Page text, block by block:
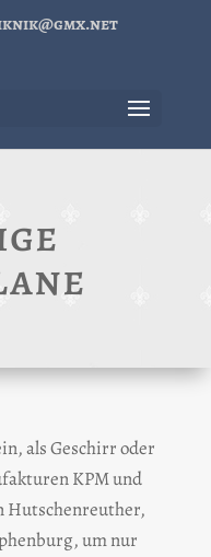
als Geschirr oder
KPM und
Hutschenreuther,
um nur